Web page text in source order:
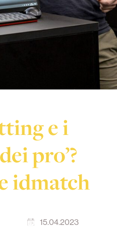
e i
pro’?
idmatch
15.04.2023